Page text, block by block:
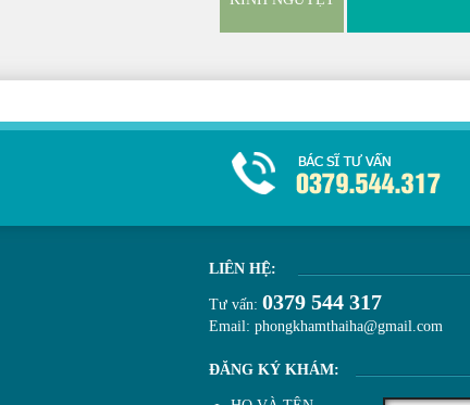
LIÊN HỆ:
Tư vấn: 0379 544 317
Email: phongkhamthaiha@gmail.com
ĐĂNG KÝ KHÁM: